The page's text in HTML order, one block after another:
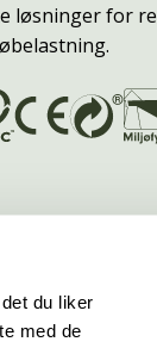
du liker
med de
løsninger for